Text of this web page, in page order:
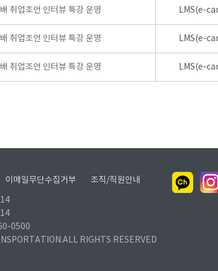
취업조언 인터뷰 특강 운영 LMS(e-
취업조언 인터뷰 특강 운영 LMS(e-
취업조언 인터뷰 특강 운영 LMS(e-
이메일무단수집거부 조직/직원안내
0500
RIGHTS RESERVED